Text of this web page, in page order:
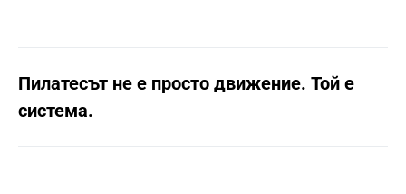
Пилатесът не е просто движение. Той е
система.